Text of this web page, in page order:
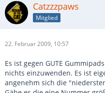
Catzzzpaws
Mitglied
22. Februar 2009, 10:57
Es ist gegen GUTE
nichts einzuwenden. Es ist
angenehm sich die